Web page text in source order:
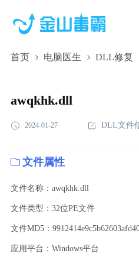
首页 电脑医生 DLL修复
awqkhk.dll,awqkhk.dll下载
awqkhk.dll
2024-01-27 DLL文件
文件属性
文件名称：awqkhk.dll
文件类型：32位PE文件
应用平台：Windows平台